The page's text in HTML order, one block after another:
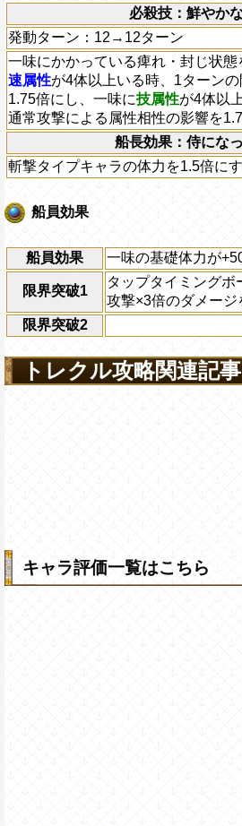
必殺技：鮮やか
発動ターン：12→12ターン
一味にかかっている痺れ・封じ状
速属性が4体以上いる時、1ターンの
1.75倍にし、一味に技属性が4体以
通常攻撃による属性相性の影響を
船長効果：侍にな
斬撃タイプキャラの体力を1.5倍に
船員効果
船員効果 一味の基礎体力が
限界突破1
タップタイミング
攻撃×3倍のダメージ
限界突破2
トレクル攻略関連記事
キャラ評価一覧はこちら